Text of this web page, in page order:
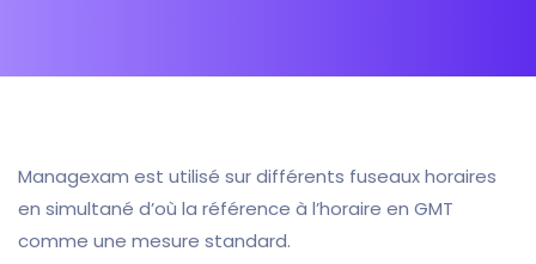
Managexam est utilisé sur différents fuseaux horaires
en simultané d’où la référence à l’horaire en GMT
comme une mesure standard.